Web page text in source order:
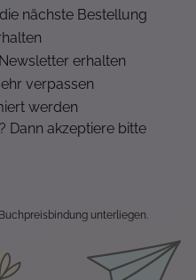
nächste Bestellung
erhalten
verpassen
werden
Dann akzeptiere bitte
unterliegen.